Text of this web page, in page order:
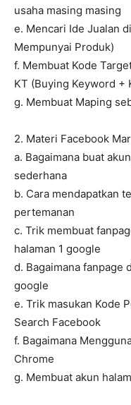
usaha masing masing
e. Mencari Ide Jualan
Mempunyai Produk)
f. Membuat Kode
KT (Buying Keyword +
g. Membuat Maping
2. Materi Facebook
a. Bagaimana buat
sederhana
b. Cara mendapatkan
pertemanan
c. Trik membuat
halaman 1 google
d. Bagaimana fanpage
google
e. Trik masukan Kode
Search Facebook
f. Bagaimana
Chrome
g. Membuat akun